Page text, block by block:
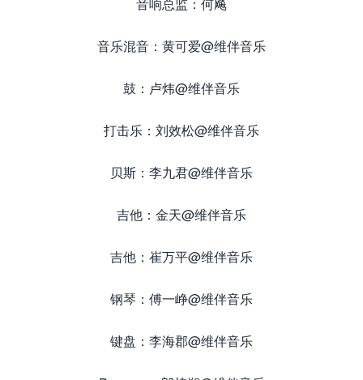
音乐混音：黄可爱@维伴音乐
鼓：卢炜@维伴音乐
打击乐：刘效松@维伴音乐
贝斯：李九君@维伴音乐
吉他：金天@维伴音乐
吉他：崔万平@维伴音乐
钢琴：傅一峥@维伴音乐
键盘：李海郡@维伴音乐